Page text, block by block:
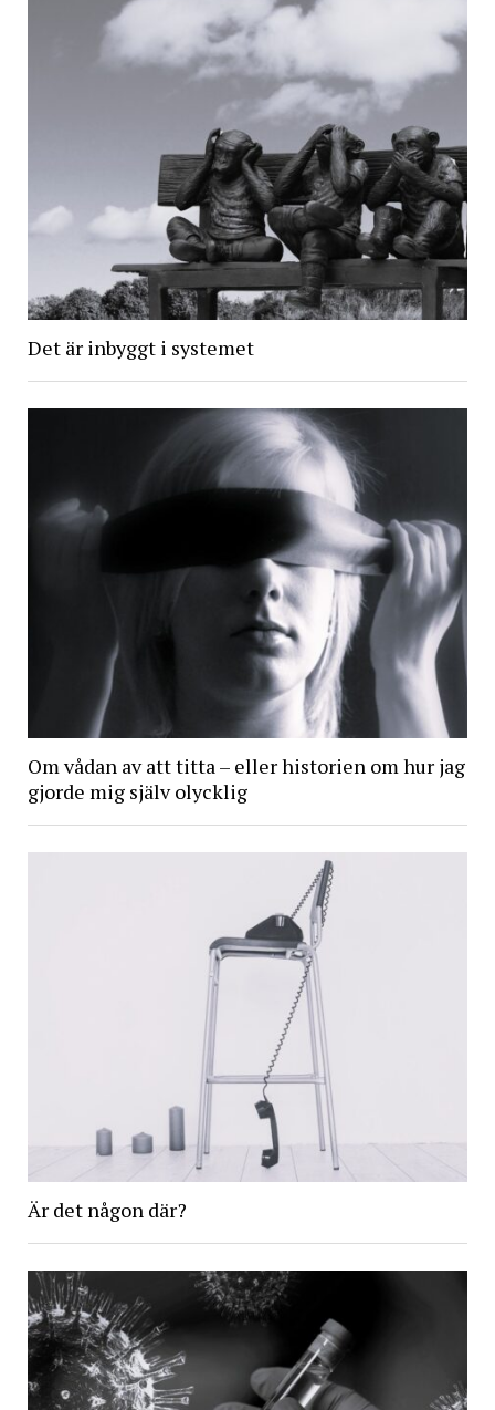
Det är inbyggt i systemet
Om vådan av att titta – eller historien om hur jag
gjorde mig själv olycklig
Är det någon där?